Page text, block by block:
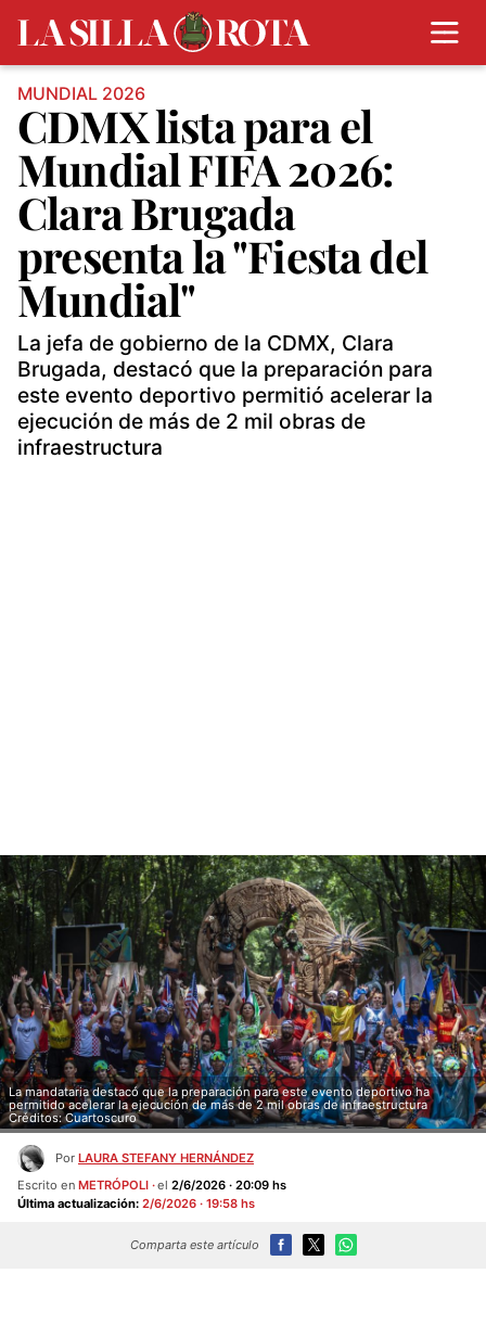
MUNDIAL 2026
CDMX lista para el
Mundial FIFA 2026:
Clara Brugada
presenta la "Fiesta del
Mundial"
La jefa de gobierno de la CDMX, Clara
Brugada, destacó que la preparación para
este evento deportivo permitió acelerar la
ejecución de más de 2 mil obras de
infraestructura
La mandataria destacó que la preparación para este evento deportivo ha
permitido acelerar la ejecución de más de 2 mil obras de infraestructura
Créditos: Cuartoscuro
Por LAURA STEFANY HERNÁNDEZ
Escrito en METRÓPOLI el 2/6/2026 · 20:09 hs
Última actualización: 2/6/2026 · 19:58 hs
Comparta este artículo